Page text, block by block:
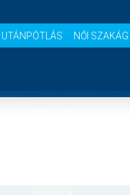
UTÁNPÓTLÁS NŐI SZAKÁG